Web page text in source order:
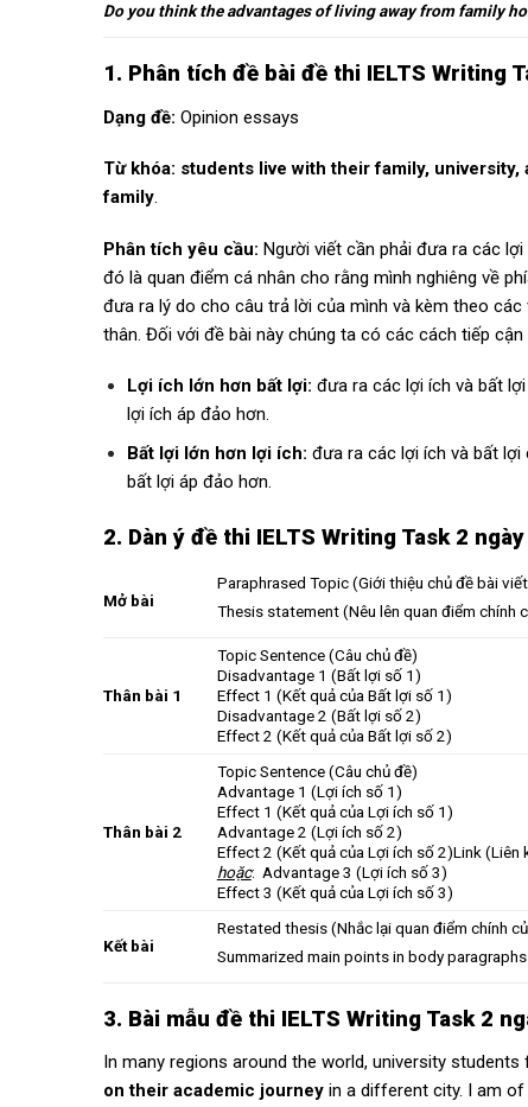
Do you think the advantages of living away from family
1. Phân tích đề bài đề thi IELTS Writing
Dạng đề: Opinion essays
Từ khóa: students live with their family,
family.
Phân tích yêu cầu: Người viết cần phải đưa ra các
đó là quan điểm cá nhân cho rằng mình nghiêng về
đưa ra lý do cho câu trả lời của mình và kèm theo
thân. Đối với đề bài này chúng ta có các cách tiếp cận
Lợi ích lớn hơn bất lợi: đưa ra các lợi ích và bất
lợi ích áp đảo hơn.
Bất lợi lớn hơn lợi ích: đưa ra các lợi ích và bất lợi
bất lợi áp đảo hơn.
2. Dàn ý đề thi IELTS Writing Task 2
Mở bài
Paraphrased Topic (Giới thiệu chủ đề bài
Thesis statement (Nêu lên quan điểm chính
Thân bài 1
Topic Sentence (Câu chủ đề)
Disadvantage 1 (Bất lợi số 1)
Effect 1 (Kết quả của Bất lợi số 1)
Disadvantage 2 (Bất lợi số 2)
Effect 2 (Kết quả của Bất lợi số 2)
Thân bài 2
Topic Sentence (Câu chủ đề)
Advantage 1 (Lợi ích số 1)
Effect 1 (Kết quả của Lợi ích số 1)
Advantage 2 (Lợi ích số 2)
Effect 2 (Kết quả của Lợi ích số 2)Link (Liên
hoặc: Advantage 3 (Lợi ích số 3)
Effect 3 (Kết quả của Lợi ích số 3)
Kết bài
Restated thesis (Nhắc lại quan điểm chính
Summarized main points in body
3. Bài mẫu đề thi IELTS Writing Task 2
In many regions around the world, university
on their academic journey in a different city. I am